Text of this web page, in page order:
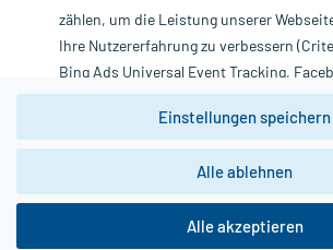
unserer Datenschutzerklärung. Für den
nutzen Sie das Formular:
Vertrag widerrufen
*Hinweise zu unseren Aktionen und
zählen, um die Leistung unserer
Ihre Nutzererfahrung zu verbessern
Bing Ads Universal Event Tracking,
Youtube-Social Plugin).
Wir weisen darauf hin, dass die
zwingend den Europäischen
DSGVO genügen und ein Datentransfer in
Daten dort verarbeitet werden, kann nicht
nachvollzogen werden.
Einstellungen speichern
Alle ablehnen
Alle akzeptieren